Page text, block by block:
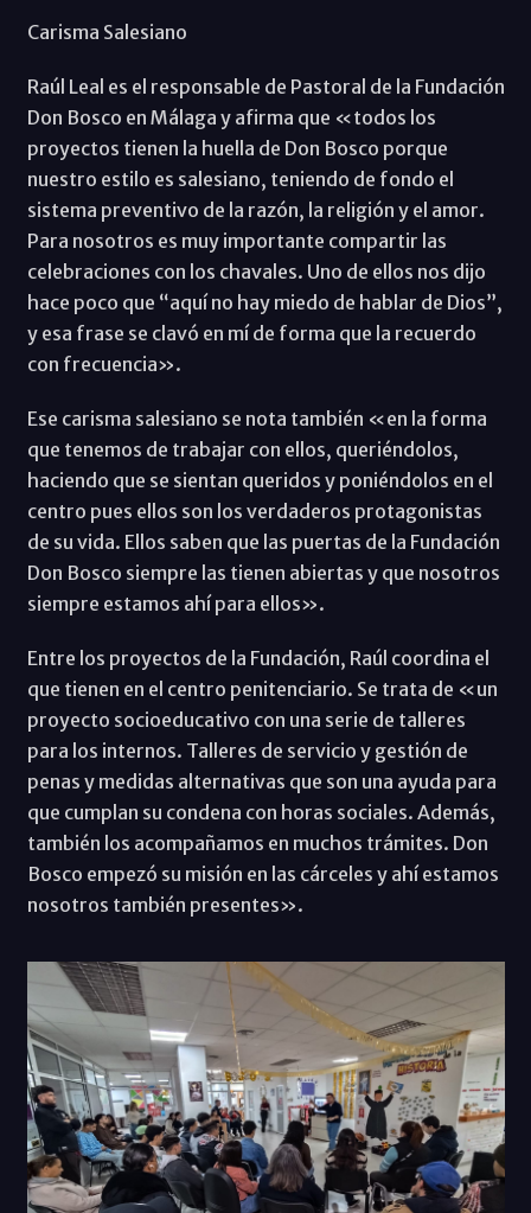
Carisma Salesiano
Raúl Leal es el responsable de Pastoral de la Fundación
Don Bosco en Málaga y afirma que «todos los
proyectos tienen la huella de Don Bosco porque
nuestro estilo es salesiano, teniendo de fondo el
sistema preventivo de la razón, la religión y el amor.
Para nosotros es muy importante compartir las
celebraciones con los chavales. Uno de ellos nos dijo
hace poco que “aquí no hay miedo de hablar de Dios”,
y esa frase se clavó en mí de forma que la recuerdo
con frecuencia».
Ese carisma salesiano se nota también «en la forma
que tenemos de trabajar con ellos, queriéndolos,
haciendo que se sientan queridos y poniéndolos en el
centro pues ellos son los verdaderos protagonistas
de su vida. Ellos saben que las puertas de la Fundación
Don Bosco siempre las tienen abiertas y que nosotros
siempre estamos ahí para ellos».
Entre los proyectos de la Fundación, Raúl coordina el
que tienen en el centro penitenciario. Se trata de «un
proyecto socioeducativo con una serie de talleres
para los internos. Talleres de servicio y gestión de
penas y medidas alternativas que son una ayuda para
que cumplan su condena con horas sociales. Además,
también los acompañamos en muchos trámites. Don
Bosco empezó su misión en las cárceles y ahí estamos
nosotros también presentes».